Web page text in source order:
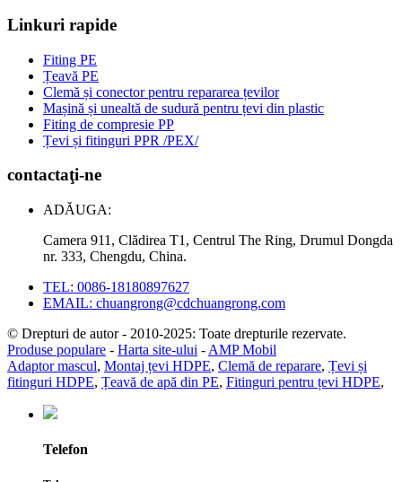
Linkuri rapide
Fiting PE
Țeavă PE
Clemă și conector pentru repararea țevilor
Mașină și unealtă de sudură pentru țevi din plastic
Fiting de compresie PP
Țevi și fitinguri PPR /PEX/
contactaţi-ne
ADĂUGA:
Camera 911, Clădirea T1, Centrul The Ring, Drumul Dongda
nr. 333, Chengdu, China.
TEL: 0086-18180897627
EMAIL: chuangrong@cdchuangrong.com
© Drepturi de autor - 2010-2025: Toate drepturile rezervate.
Produse populare - Harta site-ului - AMP Mobil
Adaptor mascul, Montaj țevi HDPE, Clemă de reparare, Țevi și
fitinguri HDPE, Țeavă de apă din PE, Fitinguri pentru țevi HDPE,
Telefon